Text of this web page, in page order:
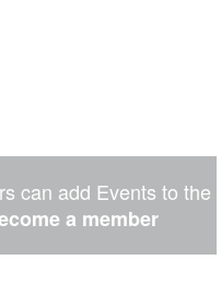
can add Events to the
a member